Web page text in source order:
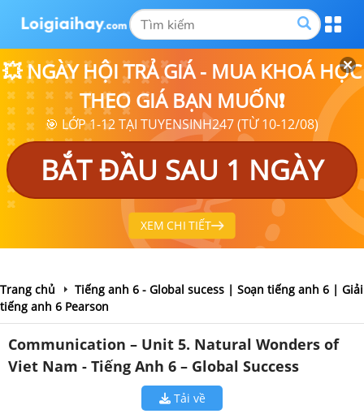
💥 NGÀY HỘI TRẢ GIÁ - MUA KHOÁ HỌC
THEO GIÁ BẠN MUỐN❗
🎯 LỚP 1-12 TẠI TUYENSINH247 (TỪ 10-12/08)
BẮT ĐẦU SAU 1 NGÀY
XEM CHI TIẾT
Trang chủ
Tiếng anh 6 - Global sucess | Soạn tiếng anh 6 | Giải
tiếng anh 6 Pearson
Communication – Unit 5. Natural Wonders of
Viet Nam - Tiếng Anh 6 – Global Success
Tải về